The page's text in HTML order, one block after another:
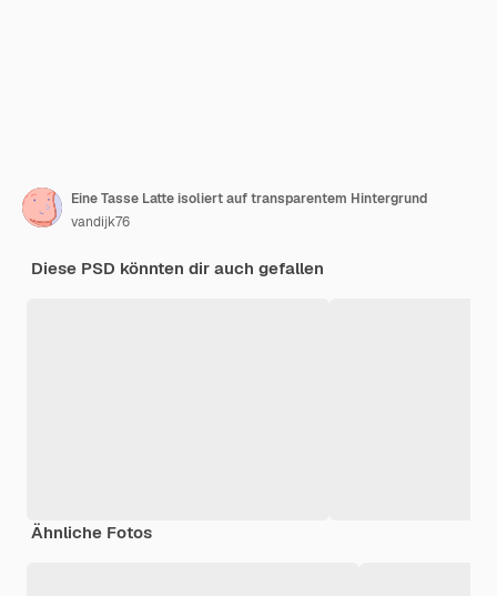
Eine Tasse Latte isoliert auf transparentem Hintergrund
vandijk76
Diese PSD könnten dir auch gefallen
Ähnliche Fotos